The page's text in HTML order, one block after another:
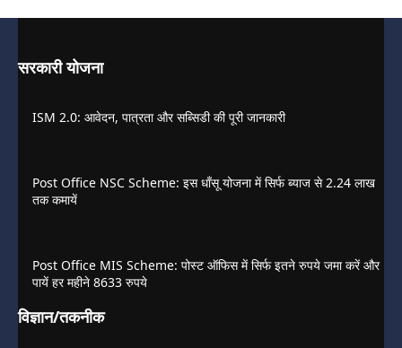
सरकारी योजना
ISM 2.0: आवेदन, पात्रता और सब्सिडी की पूरी जानकारी
Post Office NSC Scheme: इस धाँसू योजना में सिर्फ ब्याज से 2.24 लाख
तक कमायें
Post Office MIS Scheme: पोस्ट ऑफिस में सिर्फ इतने रुपये जमा करें और
पायें हर महीने 8633 रुपये
विज्ञान/तकनीक